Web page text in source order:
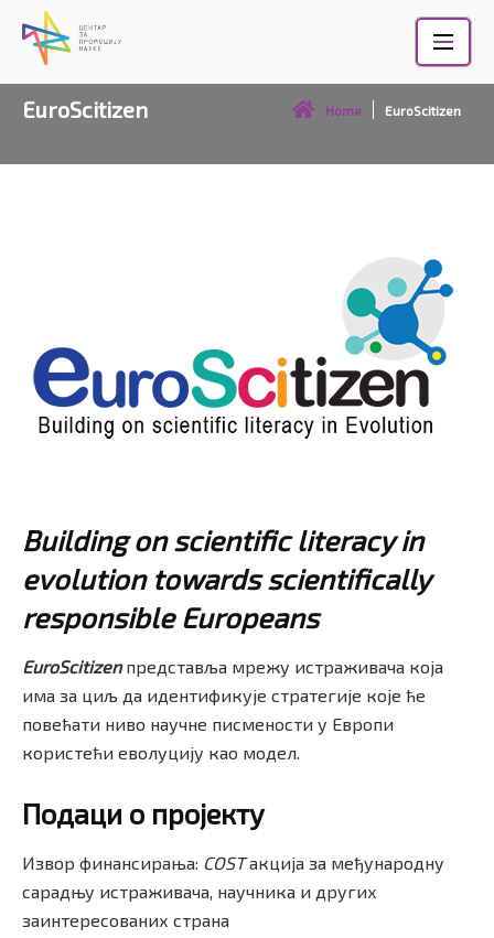
content
EuroScitizen Home EuroScitizen
Building on scientific literacy in
evolution towards scientifically
responsible Europeans
EuroScitizenпредставља мрежу истраживача која
има за циљ да идентификује стратегије које ће
повећати ниво научне писмености у Европи
користећи еволуцију као модел.
Подаци о проjекту
Извор финансирања: COSTакција за међународну
сарадњу истраживача, научника и других
заинтересованих страна